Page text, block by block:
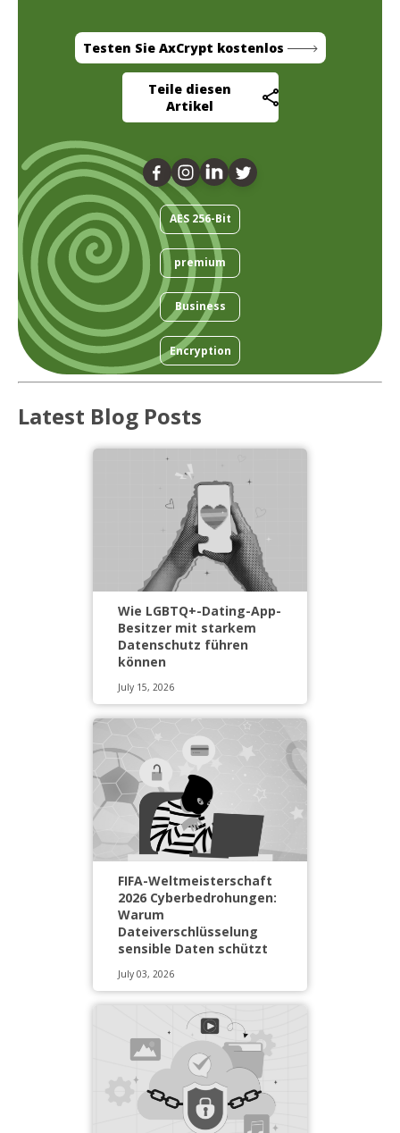
Testen Sie AxCrypt kostenlos
Teile diesen
Artikel
AES 256-Bit
premium
Business
Encryption
Latest Blog Posts
Wie LGBTQ+-Dating-App-
Besitzer mit starkem
Datenschutz führen
können
July 15, 2026
FIFA-Weltmeisterschaft
2026 Cyberbedrohungen:
Warum
Dateiverschlüsselung
sensible Daten schützt
July 03, 2026